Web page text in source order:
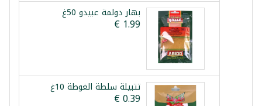
بهار دولمة عبيدو 50غ
تتبيلة سلطة الغوطة 10غ